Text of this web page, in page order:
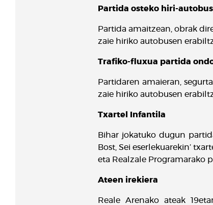
Partida osteko hiri-
Partida amaitzean, obrak
zaie hiriko autobusen
Trafiko-fluxua partida
Partidaren amaieran,
zaie hiriko autobusen
Txartel Infantila
Bihar jokatuko dugun
Bost, Sei eserlekuarekin’
eta Realzale Programarako
Ateen irekiera
Reale Arenako ateak